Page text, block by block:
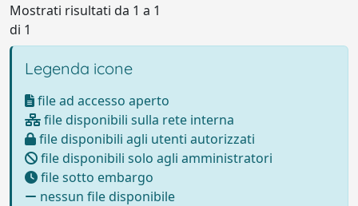
Mostrati risultati da 1 a 1
di 1
Legenda icone
file ad accesso aperto
file disponibili sulla rete interna
file disponibili agli utenti autorizzati
file disponibili solo agli amministratori
file sotto embargo
nessun file disponibile